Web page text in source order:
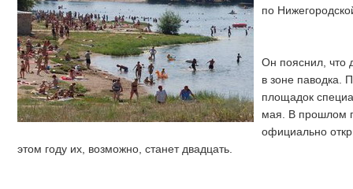
по
Он пояснил, что
в зоне паводка.
площадок
мая. В прошлом
официально
этом году их, возможно, станет двадцать.